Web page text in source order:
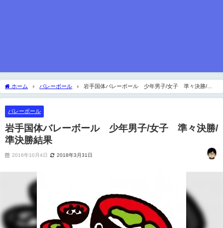
ホーム バレーボール
岩手国体バレーボール 少年男子/女子 準々決勝/準
決勝結果
バレーボール
岩手国体バレーボール 少年男子/女子 準々決勝/
準決勝結果
2016年10月4日 2018年3月31日